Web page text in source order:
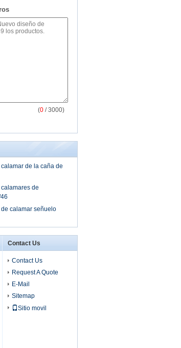
(0 / 3000)
de la caña de
de
calamar señuelo
Contact Us
Contact Us
Request A Quote
E-Mail
Sitemap
Sitio movil